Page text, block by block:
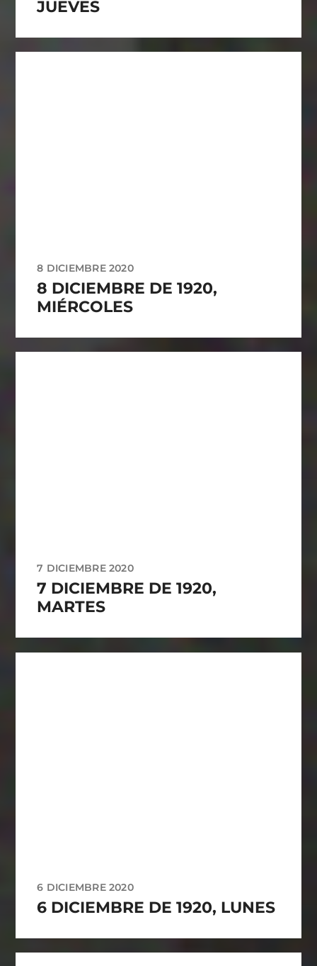
JUEVES
8 DICIEMBRE 2020
8 DICIEMBRE DE 1920,
MIÉRCOLES
7 DICIEMBRE 2020
7 DICIEMBRE DE 1920,
MARTES
6 DICIEMBRE 2020
6 DICIEMBRE DE 1920, LUNES